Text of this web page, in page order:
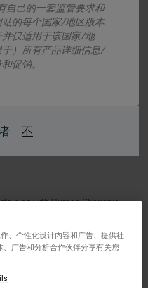
自己的一套监管要求和
的每个国家/地区版本
仅适用于该国家/地
）所有产品详细信息/
促销。
不
with Human Chorionic
素（β）
盘的滋养细胞在受孕后10
怀孕的前三个月维持胎
、个性化设计内容和广告、提供社
广告和分析合作伙伴分享有关您